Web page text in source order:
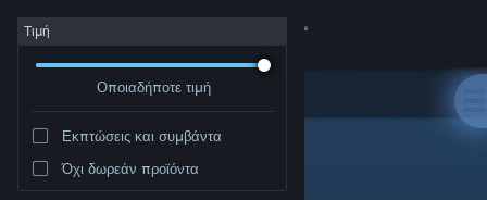
Σύνδεση
Κατάστημα
Τιμή
Οποιαδήποτε τιμή
Εκπτώσεις και συμβάντα
Όχι δωρεάν προϊόντα
Δημιουργός: iRacing